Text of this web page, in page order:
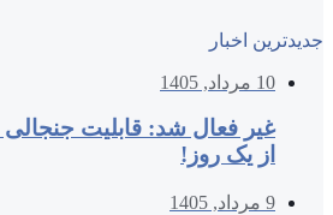
جدیدترین اخبار
10 مرداد, 1405
از یک روز!
9 مرداد, 1405